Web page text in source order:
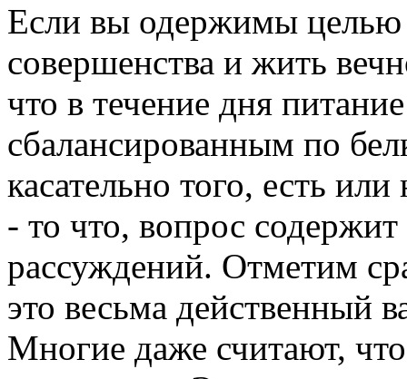
Если вы одержимы целью
совершенства и жить
что в течение дня
сбалансированным по
касательно того, есть
- то что, вопрос
рассуждений. Отметим
это весьма действенный
Многие даже считают,